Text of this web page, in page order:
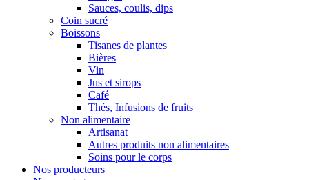
Sauces, coulis, dips
Coin sucré
Boissons
Tisanes de plantes
Bières
Vin
Jus et sirops
Café
Thés, Infusions de fruits
Non alimentaire
Artisanat
Autres produits non alimentaires
Soins pour le corps
Nos producteurs